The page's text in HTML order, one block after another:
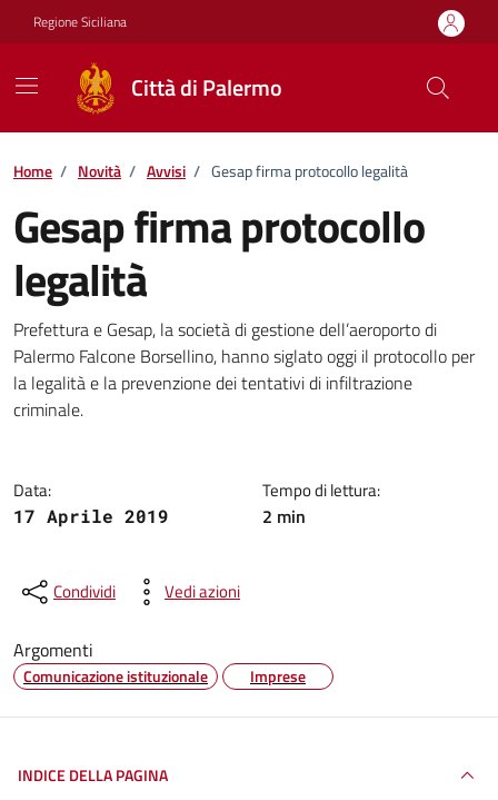
Vai ai contenuti
Vai al footer
Regione Siciliana
Città di Palermo
Home / Novità / Avvisi / Gesap firma protocollo legalità
Gesap firma protocollo
legalità
Dettagli della notizia
Prefettura e Gesap, la società di gestione dell’aeroporto di
Palermo Falcone Borsellino, hanno siglato oggi il protocollo per
la legalità e la prevenzione dei tentativi di infiltrazione
criminale.
Data:
17 Aprile 2019
Tempo di lettura:
2 min
Condividi Vedi azioni
Argomenti
Comunicazione istituzionale Imprese
INDICE DELLA PAGINA